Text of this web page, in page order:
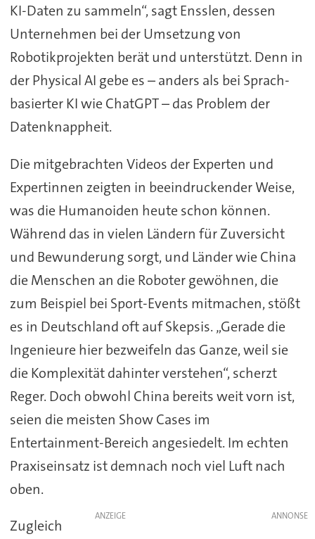
KI-Daten zu sammeln“, sagt Ensslen, dessen
Unternehmen bei der Umsetzung von
Robotikprojekten berät und unterstützt. Denn in
der Physical AI gebe es – anders als bei Sprach-
basierter KI wie ChatGPT – das Problem der
Datenknappheit.
Die mitgebrachten Videos der Experten und
Expertinnen zeigten in beeindruckender Weise,
was die Humanoiden heute schon können.
Während das in vielen Ländern für Zuversicht
und Bewunderung sorgt, und Länder wie China
die Menschen an die Roboter gewöhnen, die
zum Beispiel bei Sport-Events mitmachen, stößt
es in Deutschland oft auf Skepsis. „Gerade die
Ingenieure hier bezweifeln das Ganze, weil sie
die Komplexität dahinter verstehen“, scherzt
Reger. Doch obwohl China bereits weit vorn ist,
seien die meisten Show Cases im
Entertainment-Bereich angesiedelt. Im echten
Praxiseinsatz ist demnach noch viel Luft nach
oben.
ANZEIGE
Zugleich